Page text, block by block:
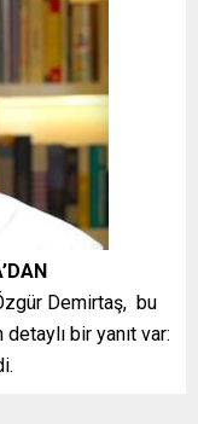
Demirtaş, bu
bir yanıt var: